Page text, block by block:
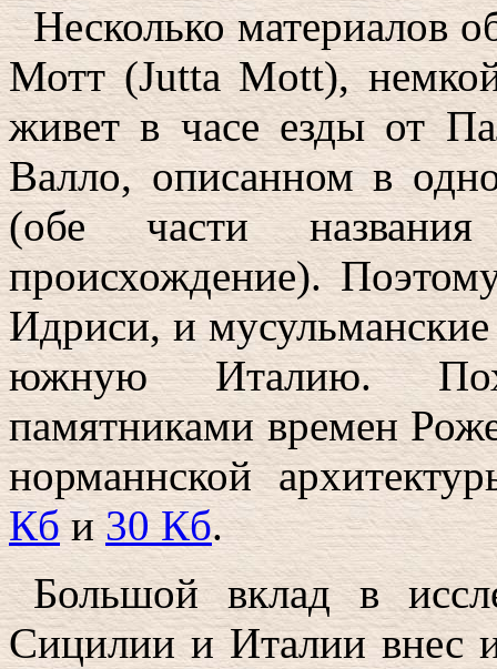
Несколько материалов
Мотт (Jutta Mott),
живет в часе езды от
Валло, описанном в
(обе части
происхождение).
Идриси, и
южную Италию.
памятниками времен
норманнской
Кби30 Кб.
Большой вклад в
Сицилии и Италии внес